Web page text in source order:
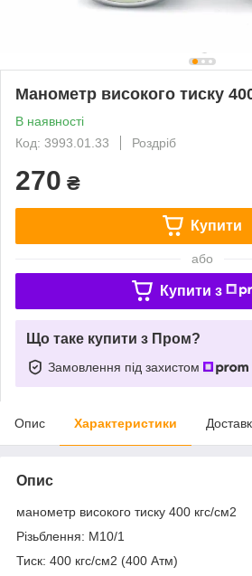
Манометр високого тиску
В наявності
Код: 3993.01.33
Роздріб
270 ₴
Купити
або
Купити з
Що таке купити з Пром?
Замовлення під захистом
Опис Характеристики
Опис
манометр високого тиску 400 кгс/см2
Різьблення: М10/1
Тиск: 400 кгс/см2 (400 Атм)